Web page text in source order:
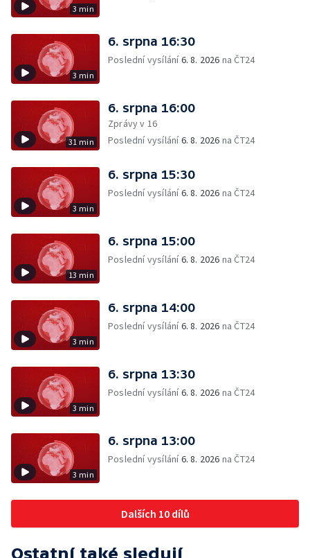
3 min
3 min
6. srpna 16:30
Poslední vysílání6. 8. 2026 na ČT24
31 min
6. srpna 16:00
Zprávy v 16
Poslední vysílání6. 8. 2026 na ČT24
3 min
6. srpna 15:30
Poslední vysílání6. 8. 2026 na ČT24
13 min
6. srpna 15:00
Poslední vysílání6. 8. 2026 na ČT24
3 min
6. srpna 14:00
Poslední vysílání6. 8. 2026 na ČT24
3 min
6. srpna 13:30
Poslední vysílání6. 8. 2026 na ČT24
3 min
6. srpna 13:00
Poslední vysílání6. 8. 2026 na ČT24
Dalších 10 dílů
Ostatní také sledují